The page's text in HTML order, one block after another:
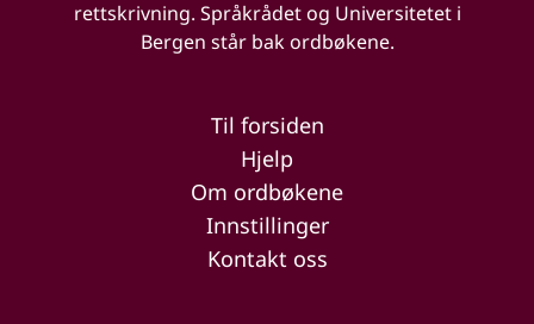
rettskrivning. Språkrådet og Universitetet i
Bergen står bak ordbøkene.
Til forsiden
Hjelp
Om ordbøkene
Innstillinger
Kontakt oss